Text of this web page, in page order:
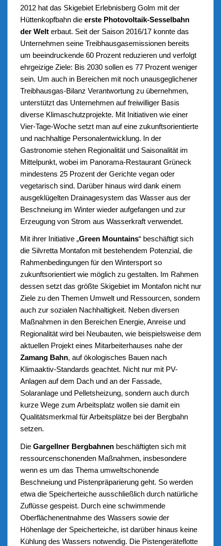
2012 hat das Skigebiet Erlebnisberg Golm mit der
Hüttenkopfbahn die erste Photovoltaik-Sesselbahn
der Welterbaut. Seit der Saison 2016/17 konnte das
Unternehmen seine Treibhausgasemissionen bereits
um beeindruckende 60 Prozent reduzieren und verfolgt
ehrgeizige Ziele: Bis 2030 sollen es 77 Prozent weniger
sein. Um auch in Bereichen mit noch unausgeglichener
Treibhausgas-Bilanz Verantwortung zu übernehmen,
unterstützt das Unternehmen auf freiwilliger Basis
diverse Klimaschutzprojekte. Mit Initiativen wie einer
Vier-Tage-Woche setzt man auf eine zukunftsorientierte
und nachhaltige Personalentwicklung. In der
Gastronomie stehen Regionalität und Saisonalität im
Mittelpunkt, wobei im Panorama-Restaurant Grüneck
mindestens 25 Prozent der Gerichte vegan oder
vegetarisch sind. Darüber hinaus wird dank einem
ausgeklügelten Drainagesystem das Wasser aus der
Beschneiung im Winter wieder aufgefangen und zur
Erzeugung von Strom aus Wasserkraft verwendet.
Mit ihrer Initiative „Green Mountains“ beschäftigt sich
die Silvretta Montafon mit bestehendem Potenzial, die
Rahmenbedingungen für den Wintersport so
zukunftsorientiert wie möglich zu gestalten. Im Rahmen
dessen setzt das größte Skigebiet im Montafon nicht nur
Ziele zu den Themen Umwelt und Ressourcen, sondern
auch zur sozialen Nachhaltigkeit. Neben diversen
Maßnahmen in den Bereichen Energie, Anreise und
Regionalität wird bei Neubauten, wie beispielsweise dem
aktuellen Projekt eines Mitarbeiterhauses nahe der
Zamang Bahn, auf ökologisches Bauen nach
Klimaaktiv-Standards geachtet. Nicht nur mit PV-
Anlagen auf dem Dach und an der Fassade,
Solaranlage und Pelletsheizung, sondern auch durch
kurze Wege zum Arbeitsplatz wollen sie damit ein
Qualitätsmerkmal für Arbeitsplätze bei der Bergbahn
setzen.
Die Gargellner Bergbahnenbeschäftigten sich mit
ressourcenschonenden Maßnahmen, insbesondere
wenn es um das Thema umweltschonende
Beschneiung und Pistenpräparierung geht. So werden
etwa die Speicherteiche ausschließlich durch natürliche
Zuflüsse gespeist. Durch eine schwimmende
Oberflächenentnahme des Wassers sowie der
Höhenlage der Speicherteiche, ist darüber hinaus keine
Kühlung des Wassers notwendig. Die Pistengeräteflotte